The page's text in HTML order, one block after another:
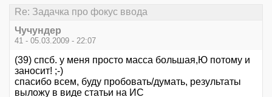
Re: Задачка про фокус ввода
Чучундер
41 - 05.03.2009 - 22:07
(39) спсб. у меня просто масса большая,Ю потому и
заносит! ;-)
спасибо всем, буду пробовать/думать, результаты
выложу в виде статьи на ИС